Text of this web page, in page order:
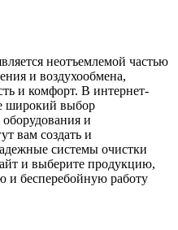
неотъемлемой частью
и воздухообмена,
и комфорт. В интернет-
широкий выбор
оборудования и
вам создать и
системы очистки
и выберите продукцию,
и бесперебойную работу